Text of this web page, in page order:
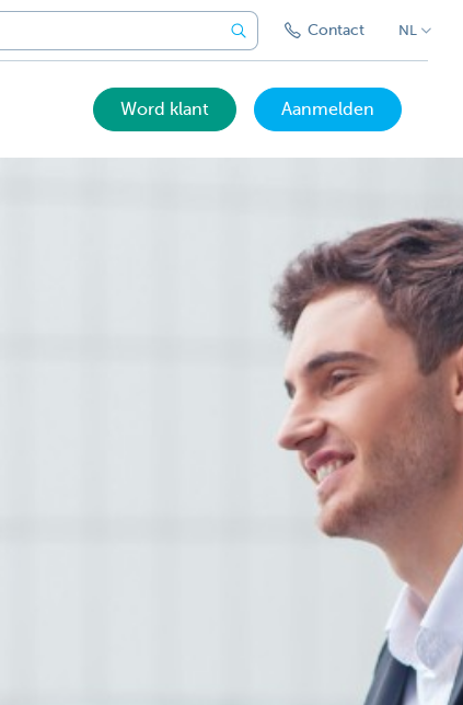
Contact NL
Word klant Aanmelden